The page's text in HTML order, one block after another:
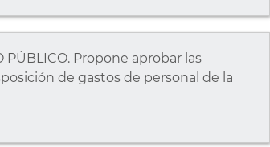
PÚBLICO. Propone aprobar las
de gastos de personal de la